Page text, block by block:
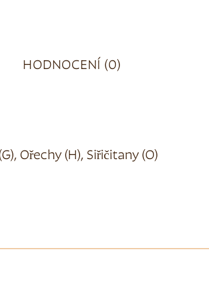
HODNOCENÍ (0)
Ořechy (H), Siřičitany (O)